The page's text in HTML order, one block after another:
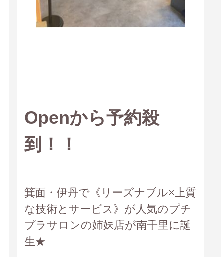
Openから予約殺
到！！
箕面・伊丹で《リーズナブル×上質
な技術とサービス》が人気のプチ
プラサロンの姉妹店が南千里に誕
生★